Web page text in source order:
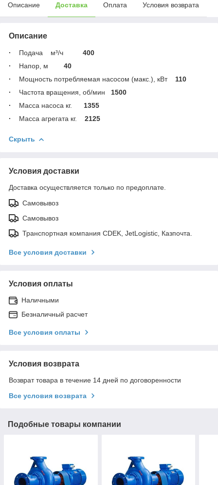
Описание Доставка Оплата Условия возврата
Описание
· Подача м³/ч 400
·
Напор, м 40
·
Мощность потребляемая насосом (макс.), кВт 110
·
Частота вращения, об/мин 1500
·
Масса насоса кг. 1355
· Масса агрегата кг. 2125
Скрыть
Условия доставки
Доставка осуществляется только по предоплате.
Самовывоз
Самовывоз
Транспортная компания CDEK, JetLogistic, Казпочта.
Все условия доставки
Условия оплаты
Наличными
Безналичный расчет
Все условия оплаты
Условия возврата
Возврат товара в течение 14 дней по договоренности
Все условия возврата
Подобные товары компании